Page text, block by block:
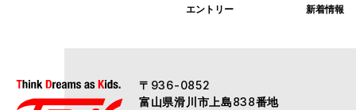
〒 936-0852
富山県滑川市上島838番地
エントリー
新着情報